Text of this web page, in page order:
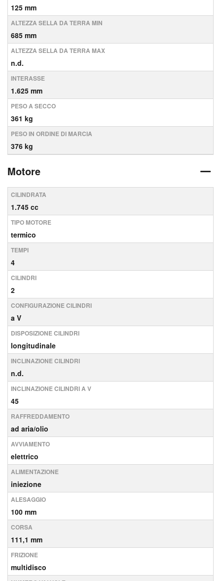
125 mm
ALTEZZA SELLA DA TERRA MIN
685 mm
ALTEZZA SELLA DA TERRA MAX
n.d.
INTERASSE
1.625 mm
PESO A SECCO
361 kg
PESO IN ORDINE DI MARCIA
376 kg
Motore
CILINDRATA
1.745 cc
TIPO MOTORE
termico
TEMPI
4
CILINDRI
2
CONFIGURAZIONE CILINDRI
a V
DISPOSIZIONE CILINDRI
longitudinale
INCLINAZIONE CILINDRI
n.d.
INCLINAZIONE CILINDRI A V
45
RAFFREDDAMENTO
ad aria/olio
AVVIAMENTO
elettrico
ALIMENTAZIONE
iniezione
ALESAGGIO
100 mm
CORSA
111,1 mm
FRIZIONE
multidisco